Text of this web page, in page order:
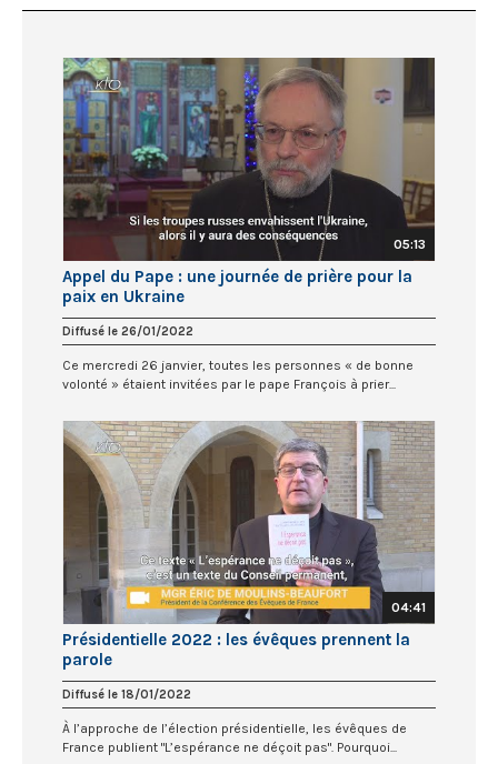
05:13
Appel du Pape : une journée de prière pour la
paix en Ukraine
Diffusé le 26/01/2022
Ce mercredi 26 janvier, toutes les personnes « de bonne
volonté » étaient invitées par le pape François à prier...
04:41
Présidentielle 2022 : les évêques prennent la
parole
Diffusé le 18/01/2022
À l’approche de l’élection présidentielle, les évêques de
France publient "L’espérance ne déçoit pas". Pourquoi...